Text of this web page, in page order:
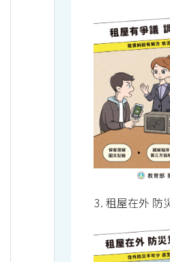
3. 租屋在外 防